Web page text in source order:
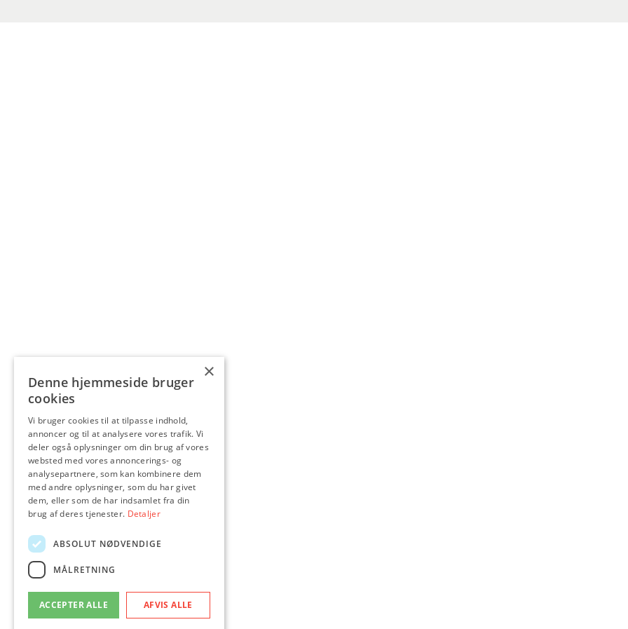
×
Denne hjemmeside bruger
cookies
Vi bruger cookies til at tilpasse indhold,
annoncer og til at analysere vores trafik. Vi
deler også oplysninger om din brug af vores
websted med vores annoncerings- og
analysepartnere, som kan kombinere dem
med andre oplysninger, som du har givet
dem, eller som de har indsamlet fra din
brug af deres tjenester. Detaljer
ABSOLUT NØDVENDIGE
MÅLRETNING
ACCEPTER ALLE AFVIS ALLE